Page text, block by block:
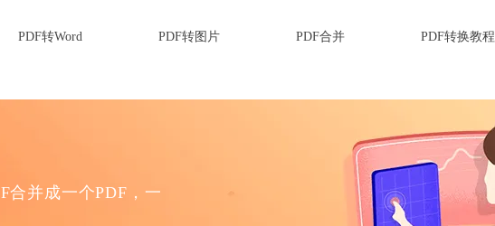
PDF转Word PDF转图片 PDF合并 PDF转换教程
合并成一个PDF，一